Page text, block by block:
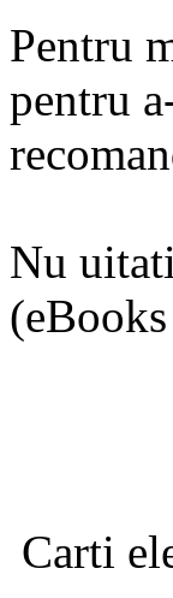
Pentru
pentru
Nu
Carti